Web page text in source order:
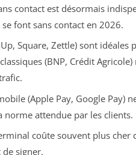
contact est désormais
font sans contact en 2026.
Square, Zettle) sont idéales
(BNP, Crédit
(Apple Pay, Google Pay)
norme attendue par les clients.
coûte souvent plus cher
de signer.